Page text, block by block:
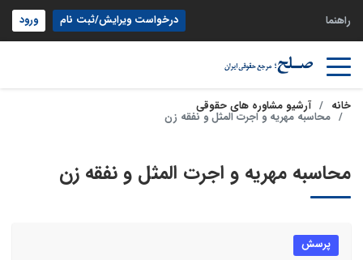
راهنما درخواست ویرایش/ثبت نام ورود
خانه آرشیو مشاوره های حقوقی
محاسبه مهریه و اجرت المثل و نفقه زن
محاسبه مهریه و اجرت المثل و نفقه زن
پرسش